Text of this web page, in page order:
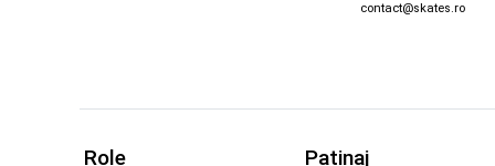
contact@skates.ro
Role Patinaj